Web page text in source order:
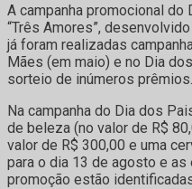
A campanha promocional
“Três Amores”,
já foram realizadas
Mães (em maio) e no Dia
sorteio de inúmeros prêmios.
Na campanha do Dia dos
de beleza (no valor de R$
valor de R$ 300,00 e uma
para o dia 13 de agosto e
promoção estão